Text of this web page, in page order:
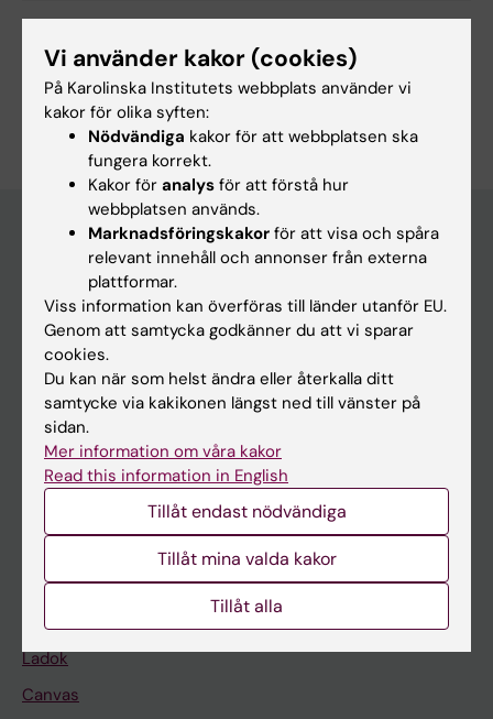
Huvudmeny
Utbildning
Forskarutbildning
Forskning
Om KI
På gång
Nyheter
Student
Ladok
Canvas
Vi använder kakor (cookies)
På Karolinska Institutets webbplats använder vi
kakor för olika syften:
Nödvändiga kakor för att webbplatsen ska
fungera korrekt.
Kakor för analys för att förstå hur
webbplatsen används.
Marknadsföringskakor för att visa och spåra
relevant innehåll och annonser från externa
plattformar.
Viss information kan överföras till länder utanför EU.
Genom att samtycka godkänner du att vi sparar
cookies.
Du kan när som helst ändra eller återkalla ditt
samtycke via kakikonen längst ned till vänster på
sidan.
Mer information om våra kakor
Read this information in English
Tillåt endast nödvändiga
Tillåt mina valda kakor
Tillåt alla